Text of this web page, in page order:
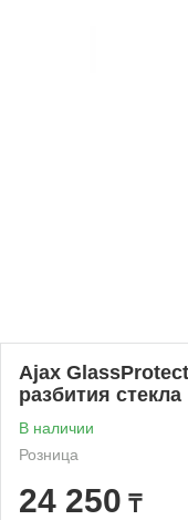
Ajax
разбития стекла
В наличии
Розница
24 250 ₸